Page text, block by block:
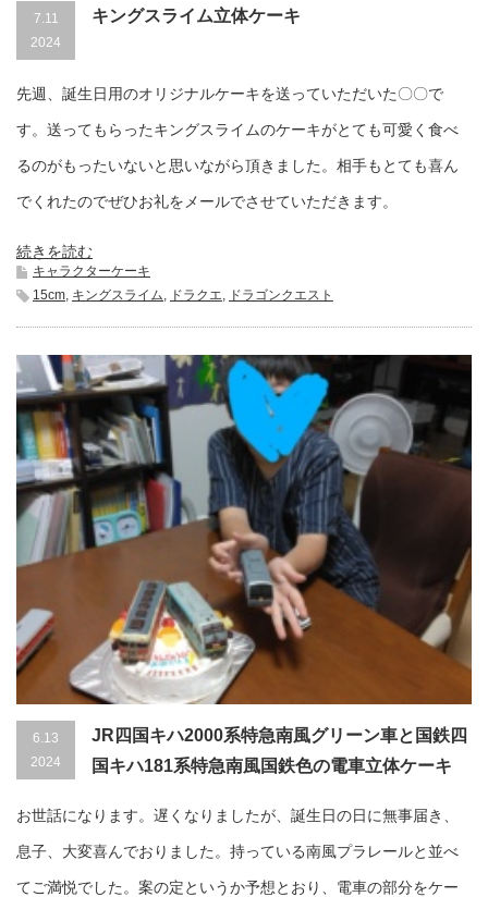
7.11
2024
キングスライム立体ケーキ
先週、誕生日用のオリジナルケーキを送っていただいた〇〇で
す。送ってもらったキングスライムのケーキがとても可愛く食べ
るのがもったいないと思いながら頂きました。相手もとても喜ん
でくれたのでぜひお礼をメールでさせていただきます。
続きを読む
キャラクターケーキ
15cm, キングスライム, ドラクエ, ドラゴンクエスト
6.13
2024
JR四国キハ2000系特急南風グリーン車と国鉄四
国キハ181系特急南風国鉄色の電車立体ケーキ
お世話になります。遅くなりましたが、誕生日の日に無事届き、
息子、大変喜んでおりました。持っている南風プラレールと並べ
てご満悦でした。案の定というか予想とおり、電車の部分をケー